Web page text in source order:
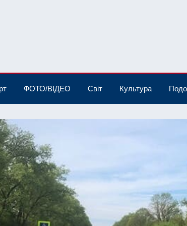
ФОТО/ВІДЕО Світ Культура